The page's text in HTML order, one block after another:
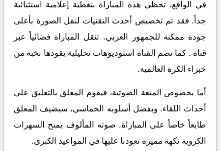
في الواقع، تحظى هذه المباراة بتغطية إعلامية استثنائية
جداً. فقد تم تخصيص أحدث التقنيات لنقل الصورة بأعلى
جودة ممكنة للجمهور العربي. تنقل المباراة فضائياً عبر
قناة . كما تضم القناة استوديوهات تحليلية يقودها نخبة من
خبراء الكرة العالمية.
أما بخصوص المتعة الصوتية، فيقوم المعلق بالتعليق على
أحداث اللقاء. وبفضل أسلوبه الحماسي، سيضيف المعلق
طابعاً خاصاً على المباراة. صوته المألوف يمنح السهرات
الكروية نكهة مميزة تعودنا عليها في المواعيد الكبرى.